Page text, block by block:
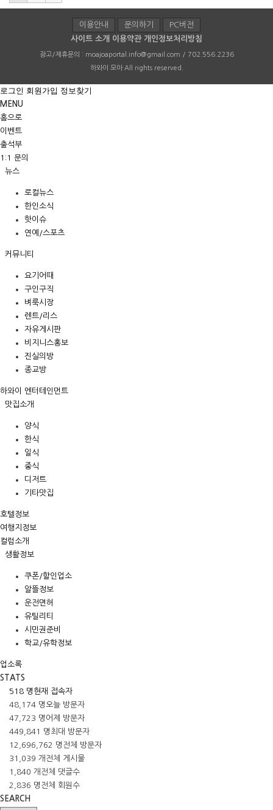
이용안내 문의하기
PC버전
사이트 소개 이용약관 개인정보처리방침
광고/제휴문의 : moajoaportal.info@gmail.com / 702.556.2236
하와이 모아 All rights reserved.
로그인 회원가입 정보찾기
MENU
홈으로
이벤트
출석부
1:1 문의
뉴스
로컬뉴스
한인소식
핫이슈
연예/스포츠
커뮤니티
요기어때
구인구직
벼룩시장
렌트/리스
자유게시판
비지니스홍보
진실의방
종교방
하와이 엔터테인먼트
맛집소개
양식
한식
일식
중식
디저트
기타맛집
호텔정보
여행지정보
컬럼소개
생활정보
쿠폰/할인업소
알뜰정보
운전면허
유틸리티
시민권준비
학교/유학정보
업소록
STATS
518 명 현재 접속자
48,174 명오늘 방문자
47,723 명 어제 방문자
449,841 명 최대 방문자
12,696,762 명 전체 방문자
31,039 개 전체 게시물
1,840 개 전체 댓글수
2,836 명 전체 회원수
SEARCH